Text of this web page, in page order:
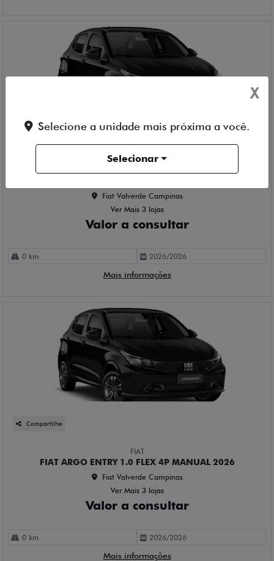
Fiat Valverde Campinas
Ver Mais 3 lojas
Valor a consultar
0 km 2026/2026
Mais informações
Compartilhe
FIAT
FIAT ARGO ENTRY 1.0 FLEX 4P MANUAL 2026
Fiat Valverde Campinas
Ver Mais 3 lojas
Valor a consultar
0 km 2026/2026
Mais informações
X
Selecione a unidade mais próxima a você.
Selecionar